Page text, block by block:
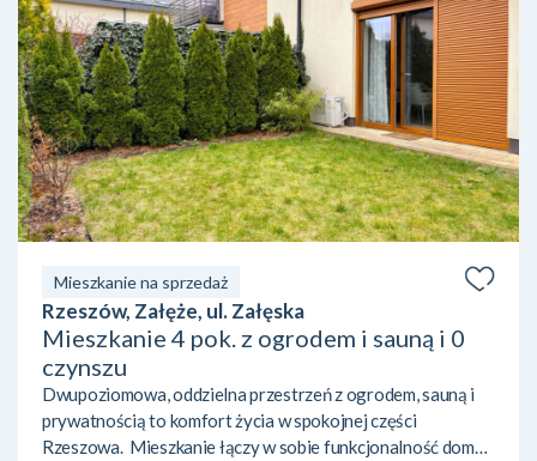
Mieszkanie na sprzedaż
Rzeszów, Załęże, ul. Załęska
Mieszkanie 4 pok. z ogrodem i sauną i 0
czynszu
Dwupoziomowa, oddzielna przestrzeń z ogrodem, sauną i
prywatnością to komfort życia w spokojnej części
Rzeszowa. Mieszkanie łączy w sobie funkcjonalność domu,